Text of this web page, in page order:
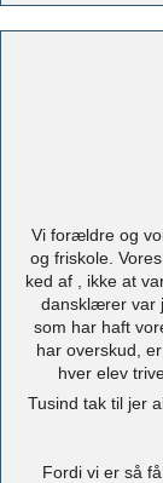
Vi forældre og
og friskole.
ked af , ikke at
dansklærer var
som har haft
har overskud,
hver elev
Tusind tak til jer
Fordi vi er så